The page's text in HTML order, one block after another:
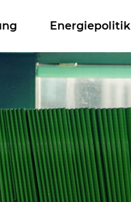
Energiepolitik